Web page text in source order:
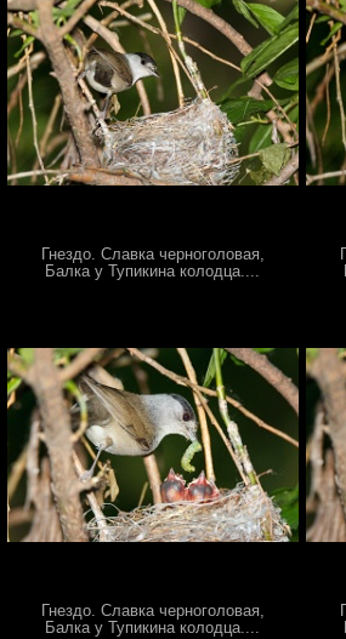
Гнездо. Славка черноголовая,
Балка у Тупикина колодца....
Гнездо. Славка черноголовая,
Балка у Тупикина колодца....